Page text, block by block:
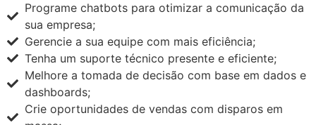
Programe chatbots para otimizar a comunicação da
sua empresa;
Gerencie a sua equipe com mais eficiência;
Tenha um suporte técnico presente e eficiente;
Melhore a tomada de decisão com base em dados e
dashboards;
Crie oportunidades de vendas com disparos em